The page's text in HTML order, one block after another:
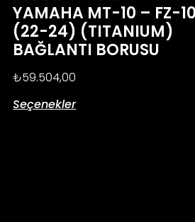
YAMAHA MT-10 – FZ-10
(22-24) (TITANIUM)
BAĞLANTI BORUSU
₺59.504,00
Seçenekler